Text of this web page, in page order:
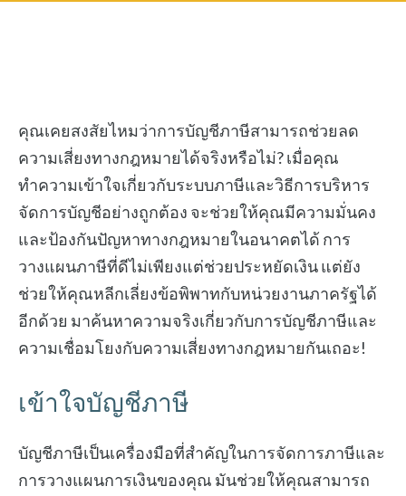
คุณเคยสงสัยไหมว่าการบัญชีภาษีสามารถช่วยลด
ความเสี่ยงทางกฎหมายได้จริงหรือไม่? เมื่อคุณ
ทำความเข้าใจเกี่ยวกับระบบภาษีและวิธีการบริหาร
จัดการบัญชีอย่างถูกต้อง จะช่วยให้คุณมีความมั่นคง
และป้องกันปัญหาทางกฎหมายในอนาคตได้ การ
วางแผนภาษีที่ดีไม่เพียงแต่ช่วยประหยัดเงิน แต่ยัง
ช่วยให้คุณหลีกเลี่ยงข้อพิพาทกับหน่วยงานภาครัฐได้
อีกด้วย มาค้นหาความจริงเกี่ยวกับการบัญชีภาษีและ
ความเชื่อมโยงกับความเสี่ยงทางกฎหมายกันเถอะ!
เข้าใจบัญชีภาษี
บัญชีภาษีเป็นเครื่องมือที่สำคัญในการจัดการภาษีและ
การวางแผนการเงินของคุณ มันช่วยให้คุณสามารถ